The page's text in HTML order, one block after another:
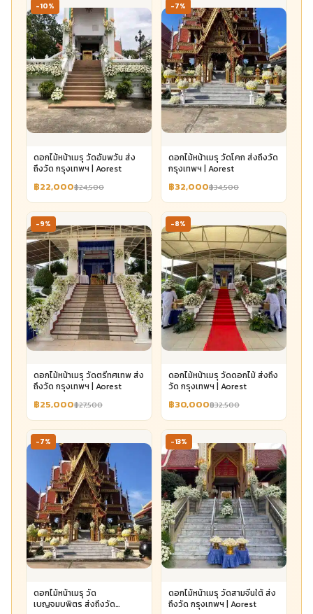
-10%
ดอกไม้หน้าเมรุ วัดอัมพวัน ส่ง
ถึงวัด กรุงเทพฯ | Aorest
฿22,000฿24,500
-7%
ดอกไม้หน้าเมรุ วัดโคก ส่งถึงวัด
กรุงเทพฯ | Aorest
฿32,000฿34,500
-9%
ดอกไม้หน้าเมรุ วัดตรีทศเทพ ส่ง
ถึงวัด กรุงเทพฯ | Aorest
฿25,000฿27,500
-8%
ดอกไม้หน้าเมรุ วัดดอกไม้ ส่งถึง
วัด กรุงเทพฯ | Aorest
฿30,000฿32,500
-7%
ดอกไม้หน้าเมรุ วัด
เบญจมบพิตร ส่งถึงวัด
-13%
ดอกไม้หน้าเมรุ วัดสามจีนใต้ ส่ง
ถึงวัด กรุงเทพฯ | Aorest